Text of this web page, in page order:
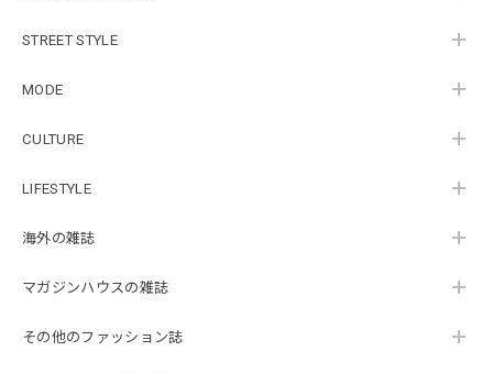
STREET STYLE
MODE
CULTURE
LIFESTYLE
海外の雑誌
マガジンハウスの雑誌
その他のファッション誌